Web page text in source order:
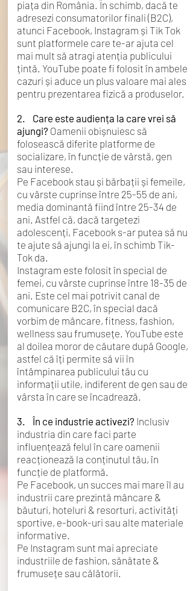
piața din România. În schimb, dacă te
adresezi consumatorilor finali (B2C),
atunci Facebook, Instagram și Tik Tok
sunt platformele care te-ar ajuta cel
mai mult să atragi atenția publicului
țintă. YouTube poate fi folosit în ambele
cazuri și aduce un plus valoare mai ales
pentru prezentarea fizică a produselor.
2. Care este audiența la care vrei să
ajungi? Oamenii obișnuiesc să
folosească diferite platforme de
socializare, în funcție de vârstă, gen
sau interese.
Pe Facebook stau și bărbații și femeile,
cu vârste cuprinse între 25-55 de ani,
media dominantă fiind între 25-34 de
ani. Astfel că, dacă targetezi
adolescenți, Facebook s-ar putea să nu
te ajute să ajungi la ei, în schimb Tik-
Tok da.
Instagram este folosit în special de
femei, cu vârste cuprinse între 18-35 de
ani. Este cel mai potrivit canal de
comunicare B2C, în special dacă
vorbim de mâncare, fitness, fashion,
wellness sau frumusețe. YouTube este
al doilea moror de căutare după Google,
astfel că îți permite să vii în
întâmpinarea publicului tău cu
informații utile, indiferent de gen sau de
vârsta în care se încadrează.
3. În ce industrie activezi? Inclusiv
industria din care faci parte
influențează felul în care oamenii
reacționează la conținutul tău, în
funcție de platformă.
Pe Facebook, un succes mai mare îl au
industrii care prezintă mâncare &
băuturi, hoteluri & resorturi, activități
sportive, e-book-uri sau alte materiale
informative.
Pe Instagram sunt mai apreciate
industriile de fashion, sănătate &
frumusețe sau călătorii.